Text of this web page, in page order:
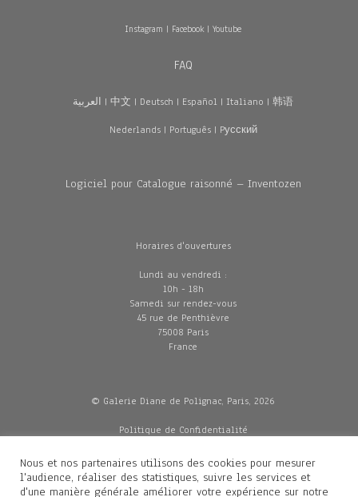
Instagram | Facebook| Youtube
FAQ
العربية | 中文 | Deutsch | Español | Italiano | 韩语
Nederlands| Português| Pусский
Logiciel pour Catalogue raisonné – Inventozen
Horaires d'ouvertures
Lundi au vendredi :
10h - 18h
Samedi sur rendez-vous
45 rue de Penthièvre
75008 Paris
France
© Galerie Diane de Polignac, Paris, 2026
Politique de Confidentialité
Mentions légales
Livraisons
Nous et nos partenaires utilisons des cookies pour mesurer
l'audience, réaliser des statistiques, suivre les services et
d'une manière générale améliorer votre expérience sur notre